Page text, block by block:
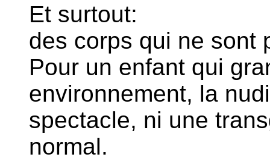
Et surtout:
des corps qui ne sont
Pour un enfant qui
environnement, la
spectacle, ni une
normal.